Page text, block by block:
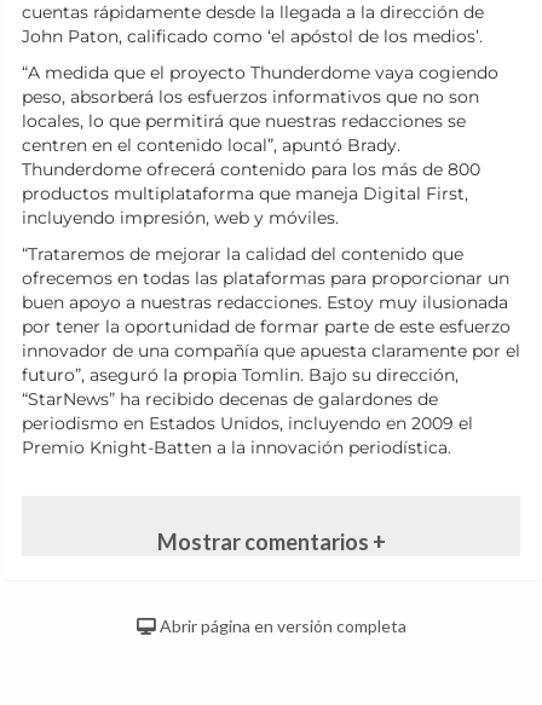
cuentas rápidamente desde la llegada a la dirección de
John Paton, calificado como ‘el apóstol de los medios’.
“A medida que el proyecto Thunderdome vaya cogiendo
peso, absorberá los esfuerzos informativos que no son
locales, lo que permitirá que nuestras redacciones se
centren en el contenido local”, apuntó Brady.
Thunderdome ofrecerá contenido para los más de 800
productos multiplataforma que maneja Digital First,
incluyendo impresión, web y móviles.
“Trataremos de mejorar la calidad del contenido que
ofrecemos en todas las plataformas para proporcionar un
buen apoyo a nuestras redacciones. Estoy muy ilusionada
por tener la oportunidad de formar parte de este esfuerzo
innovador de una compañía que apuesta claramente por el
futuro”, aseguró la propia Tomlin. Bajo su dirección,
“StarNews” ha recibido decenas de galardones de
periodismo en Estados Unidos, incluyendo en 2009 el
Premio Knight-Batten a la innovación periodística.
Mostrar comentarios +
Abrir página en versión completa